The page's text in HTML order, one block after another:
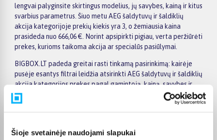
Šioje svetainėje naudojami slapukai
lengvai palyginsite skirtingus modelius, jų savybes, kainą ir kitus
svarbius parametrus. Šiuo metu AEG šaldytuvų ir šaldiklių
akcija kategorijoje prekių kiekis yra 3, o žemiausia kaina
prasideda nuo 666,06 €. Norint apsipirkti pigiau, verta peržiūrėti
prekes, kurioms taikoma akcija ar specialūs pasiūlymai.
BIGBOX.LT padeda greitai rasti tinkamą pasirinkimą: kairėje
pusėje esantys filtrai leidžia atsirinkti AEG šaldytuvų ir šaldiklių
akcija kategorijos prekes pagal gamintoją, kainą, savybes ir
kitus aktualius kriterijus. Prekių sąraše galite greitai palyginti
pasiūlymus, o konkrečios prekės puslapyje rasite išsamesnę
informaciją apie techninius duomenis, pristatymo terminą,
sprendimą ir užsisakyti pasirinktą prekę internetu.